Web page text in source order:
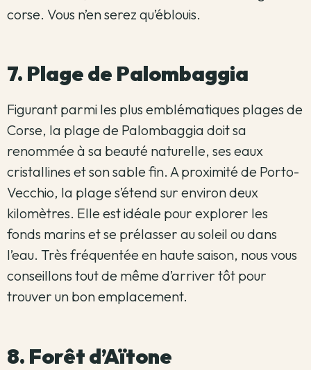
corse. Vous n’en serez qu’éblouis.
7. Plage de Palombaggia
Figurant parmi les plus emblématiques plages de
Corse, la plage de Palombaggia doit sa
renommée à sa beauté naturelle, ses eaux
cristallines et son sable fin. A proximité de Porto-
Vecchio, la plage s’étend sur environ deux
kilomètres. Elle est idéale pour explorer les
fonds marins et se prélasser au soleil ou dans
l’eau. Très fréquentée en haute saison, nous vous
conseillons tout de même d’arriver tôt pour
trouver un bon emplacement.
8. Forêt d’Aïtone